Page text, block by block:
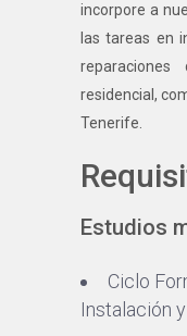
incorpore a
las tareas en
residencial,
Tenerife.
Estudios
Ciclo
Instalación